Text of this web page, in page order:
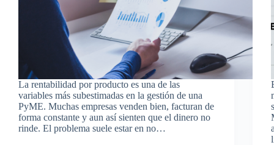
La rentabilidad por producto es una de las
variables más subestimadas en la gestión de una
PyME. Muchas empresas venden bien, facturan de
forma constante y aun así sienten que el dinero no
rinde. El problema suele estar en no…